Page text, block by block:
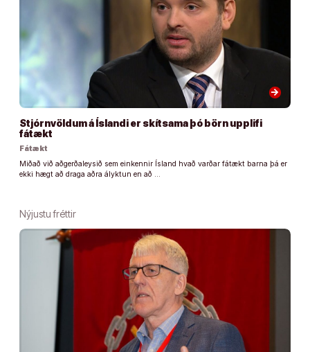
arrow_forward
Stjórnvöldum á Íslandi er skítsama þó börn upplifi
fátækt
Fátækt
Miðað við aðgerðaleysið sem einkennir Ísland hvað varðar fátækt barna þá er
ekki hægt að draga aðra ályktun en að …
Nýjustu fréttir